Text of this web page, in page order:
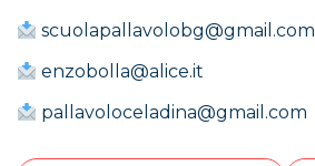
scuolapallavolobg@gmail.com
enzobolla@alice.it
pallavoloceladina@gmail.com